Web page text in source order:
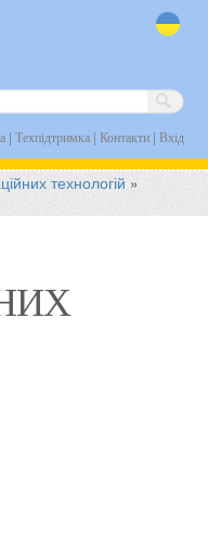
| Техпідтримка| Контакти| Вхід
технологій »